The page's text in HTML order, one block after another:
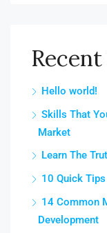
Hello world!
Skills That
Market
Learn The
10 Quick
14 Common
Development